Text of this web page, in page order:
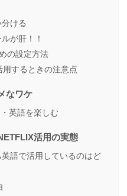
ける
が肝！！
の設定方法
するときの注意点
なワケ
英語を楽しむ
活用の実態
語で活用しているのはど